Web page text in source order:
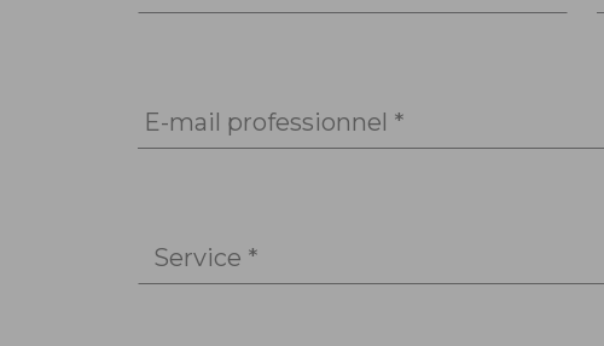
E-mail professionnel *
Service *